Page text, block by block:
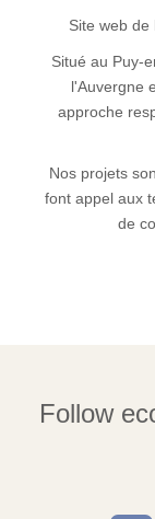
Site web de
Situé au Puy-
l'Auvergne
approche
Nos projets
font appel aux
de
Follow